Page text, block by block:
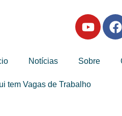
Notícias Sobre
tem Vagas de Trabalho